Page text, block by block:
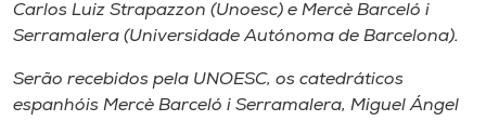
Carlos Luiz Strapazzon (Unoesc) e Mercè Barceló i
Serramalera (Universidade Autónoma de Barcelona).
Serão recebidos pela UNOESC, os catedráticos
espanhóis Mercè Barceló i Serramalera, Miguel Ángel